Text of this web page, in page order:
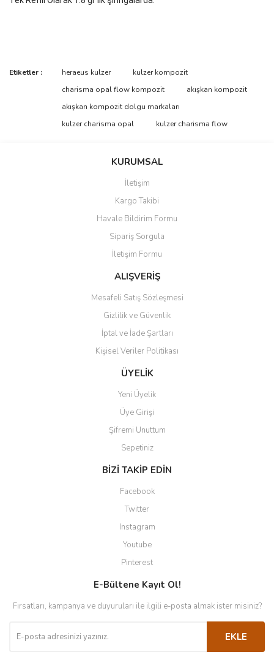
Bu ürüne ilk yorumu siz yapın!
Yorum Yaz
Bu ürünün fiyat bilgisi, resim, ürün açıklamalarında ve diğer
tarafımıza iletebilirsiniz.
Görüş ve önerileriniz için teşekkür ederiz.
Ürün fiyatı diğer sitelerden daha pahalı.
Bu ürüne benzer farklı alternatifler olmalı.
Etiketler : heraeus kulzer
kulzer kompozit
charisma opal flow kompozit
akışkan kompozit
akışkan kompozit dolgu markaları
kulzer charisma opal
kulzer charisma flow
KURUMSAL
İletişim
Kargo Takibi
Havale Bildirim Formu
Sipariş Sorgula
İletişim Formu
ALIŞVERİŞ
Mesafeli Satış Sözleşmesi
Gizlilik ve Güvenlik
İptal ve İade Şartları
Kişisel Veriler Politikası
ÜYELİK
Yeni Üyelik
Üye Girişi
Şifremi Unuttum
Sepetiniz
BİZİ TAKİP EDİN
Facebook
Twitter
Instagram
Youtube
Pinterest
E-Bültene Kayıt Ol!
Fırsatları, kampanya ve duyuruları ile ilgili e-posta almak ister misiniz?
EKLE